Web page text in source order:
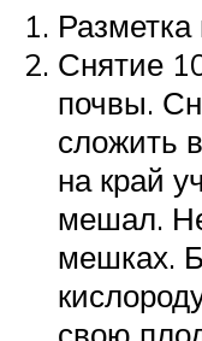
Снятие
почвы.
сложить
на край
мешал.
мешках.